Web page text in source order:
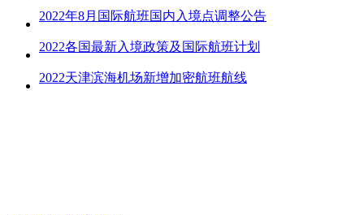
2022年8月国际航班国内入境点调整公告
2022各国最新入境政策及国际航班计划
2022天津滨海机场新增加密航班航线